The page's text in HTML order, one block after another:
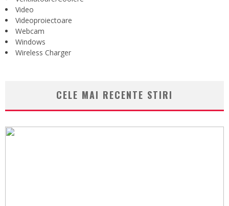
Video
Videoproiectoare
Webcam
Windows
Wireless Charger
CELE MAI RECENTE STIRI